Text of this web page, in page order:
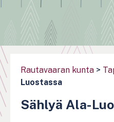
Rautavaaran kunta >
Luostassa
Sählyä Ala-